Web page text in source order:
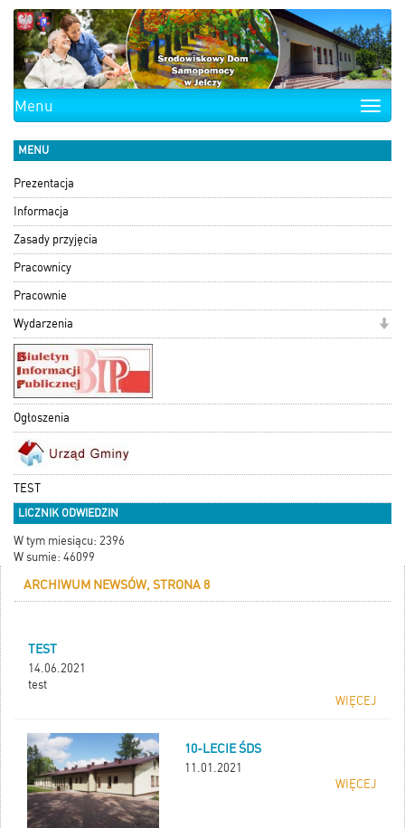
Toggle
Menu
MENU
Prezentacja
Informacja
Zasady przyjęcia
Pracownicy
Pracownie
Wydarzenia
Ogłoszenia
TEST
LICZNIK ODWIEDZIN
W tym miesiącu: 2396
W sumie: 46099
ARCHIWUM NEWSÓW, STRONA 8
TEST
14.06.2021
test
WIĘCEJ
10-LECIE ŚDS
11.01.2021
WIĘCEJ